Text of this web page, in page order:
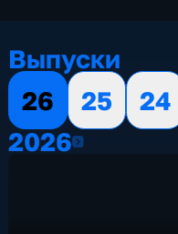
Выпуски
26
25 24
20262026